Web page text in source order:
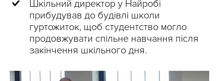
Шкільний директор у Найробі
прибудував до будівлі школи
гуртожиток, щоб студентство могло
продовжувати спільне навчання після
закінчення шкільного дня.